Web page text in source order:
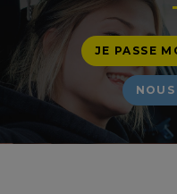
JE PASSE